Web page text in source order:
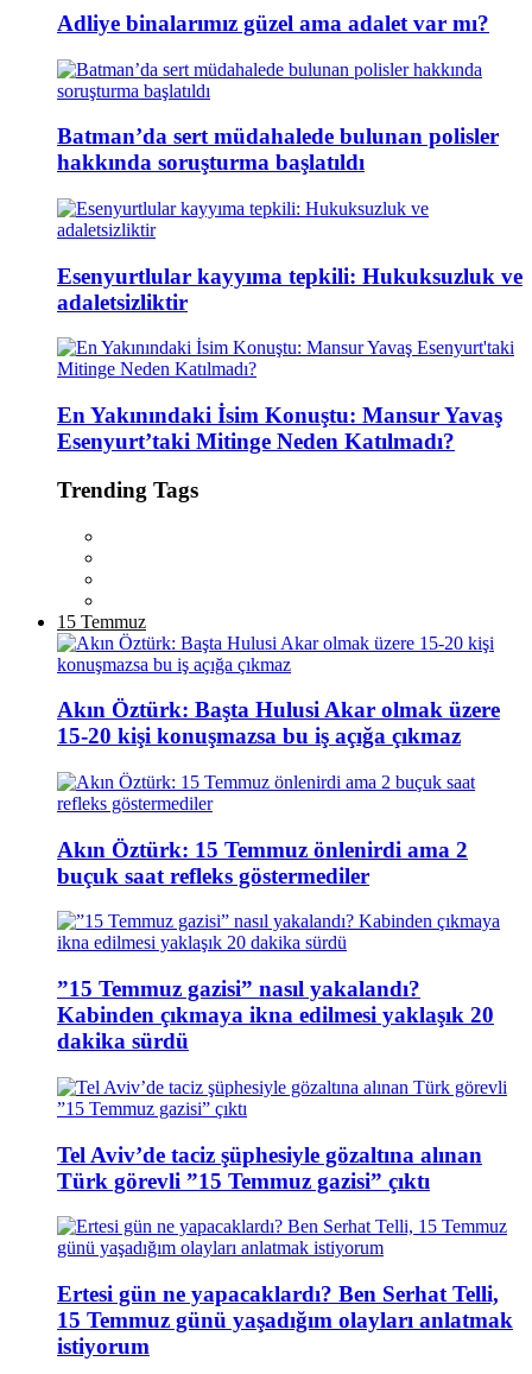
Adliye binalarımız güzel ama adalet var mı?
Batman’da sert müdahalede bulunan polisler
hakkında soruşturma başlatıldı
Esenyurtlular kayyıma tepkili: Hukuksuzluk ve
adaletsizliktir
En Yakınındaki İsim Konuştu: Mansur Yavaş
Esenyurt’taki Mitinge Neden Katılmadı?
Trending Tags
15 Temmuz
Akın Öztürk: Başta Hulusi Akar olmak üzere
15-20 kişi konuşmazsa bu iş açığa çıkmaz
Akın Öztürk: 15 Temmuz önlenirdi ama 2
buçuk saat refleks göstermediler
”15 Temmuz gazisi” nasıl yakalandı?
Kabinden çıkmaya ikna edilmesi yaklaşık 20
dakika sürdü
Tel Aviv’de taciz şüphesiyle gözaltına alınan
Türk görevli ”15 Temmuz gazisi” çıktı
Ertesi gün ne yapacaklardı? Ben Serhat Telli,
15 Temmuz günü yaşadığım olayları anlatmak
istiyorum